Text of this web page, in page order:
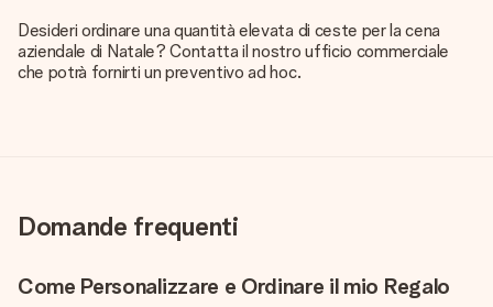
Desideri ordinare una quantità elevata di ceste per la cena
aziendale di Natale? Contatta il nostro ufficio commerciale
che potrà fornirti un preventivo ad hoc.
Domande frequenti
Come Personalizzare e Ordinare il mio Regalo